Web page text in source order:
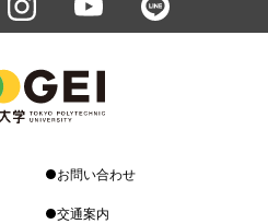
お問い合わせ
交通案内